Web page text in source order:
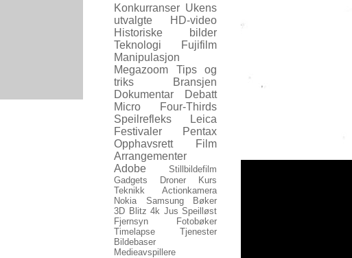
Konkurranser Ukens
utvalgte
HD-video
Historiske bilder
Teknologi
Fujifilm
Manipulasjon
Megazoom
Tips og
triks
Bransjen
Dokumentar
Debatt
Micro Four-Thirds
Speilrefleks
Leica
Festivaler
Pentax
Opphavsrett
Film
Arrangementer
Adobe
Stillbildefilm
Gadgets
Droner
Kurs
Teknikk
Actionkamera
Nokia
Samsung
Bøker
3D Blitz 4k Jus Speilløst
Fjernsyn
Fotobøker
Timelapse
Tjenester
Bildebaser
Medieavspillere